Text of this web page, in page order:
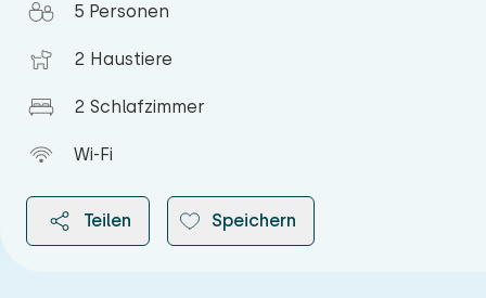
5 Personen
2 Haustiere
2 Schlafzimmer
Wi-Fi
Teilen Speichern